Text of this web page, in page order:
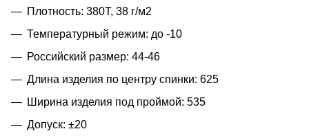
Плотность: 380T, 38 г/м2
Температурный режим: до -10
Российский размер: 44-46
Длина изделия по центру спинки: 625
Ширина изделия под проймой: 535
Допуск: ±20